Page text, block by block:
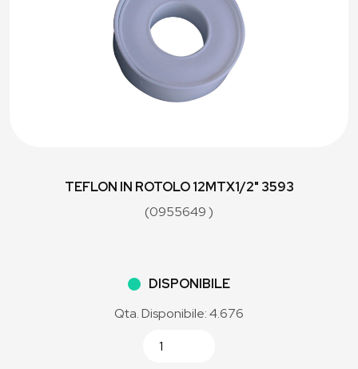
TEFLON IN ROTOLO 12MTX1/2" 3593
(0955649 )
DISPONIBILE
Qta. Disponibile: 4.676